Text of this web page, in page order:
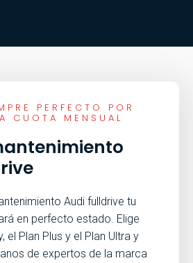
PERFECTO POR
CUOTA MENSUAL
Audi fulldrive tu
en perfecto estado. Elige
el Plan Plus y el Plan Ultra y
de expertos de la marca